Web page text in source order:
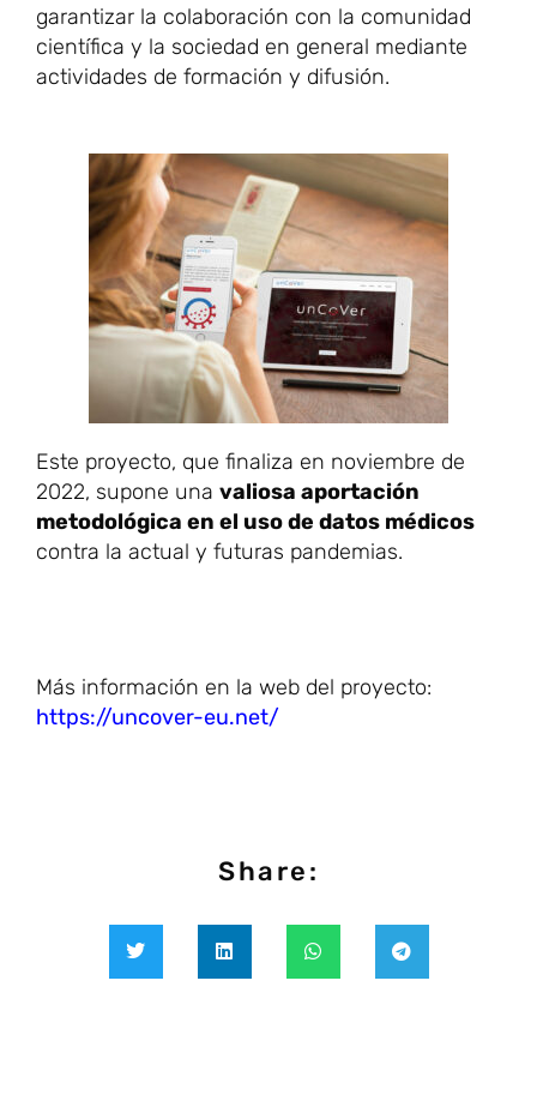
garantizar la colaboración con la comunidad
científica y la sociedad en general mediante
actividades de formación y difusión.
Este proyecto, que finaliza en noviembre de
2022, supone una valiosa aportación
metodológica en el uso de datos médicos
contra la actual y futuras pandemias.
Más información en la web del proyecto:
https://uncover-eu.net/
Share: